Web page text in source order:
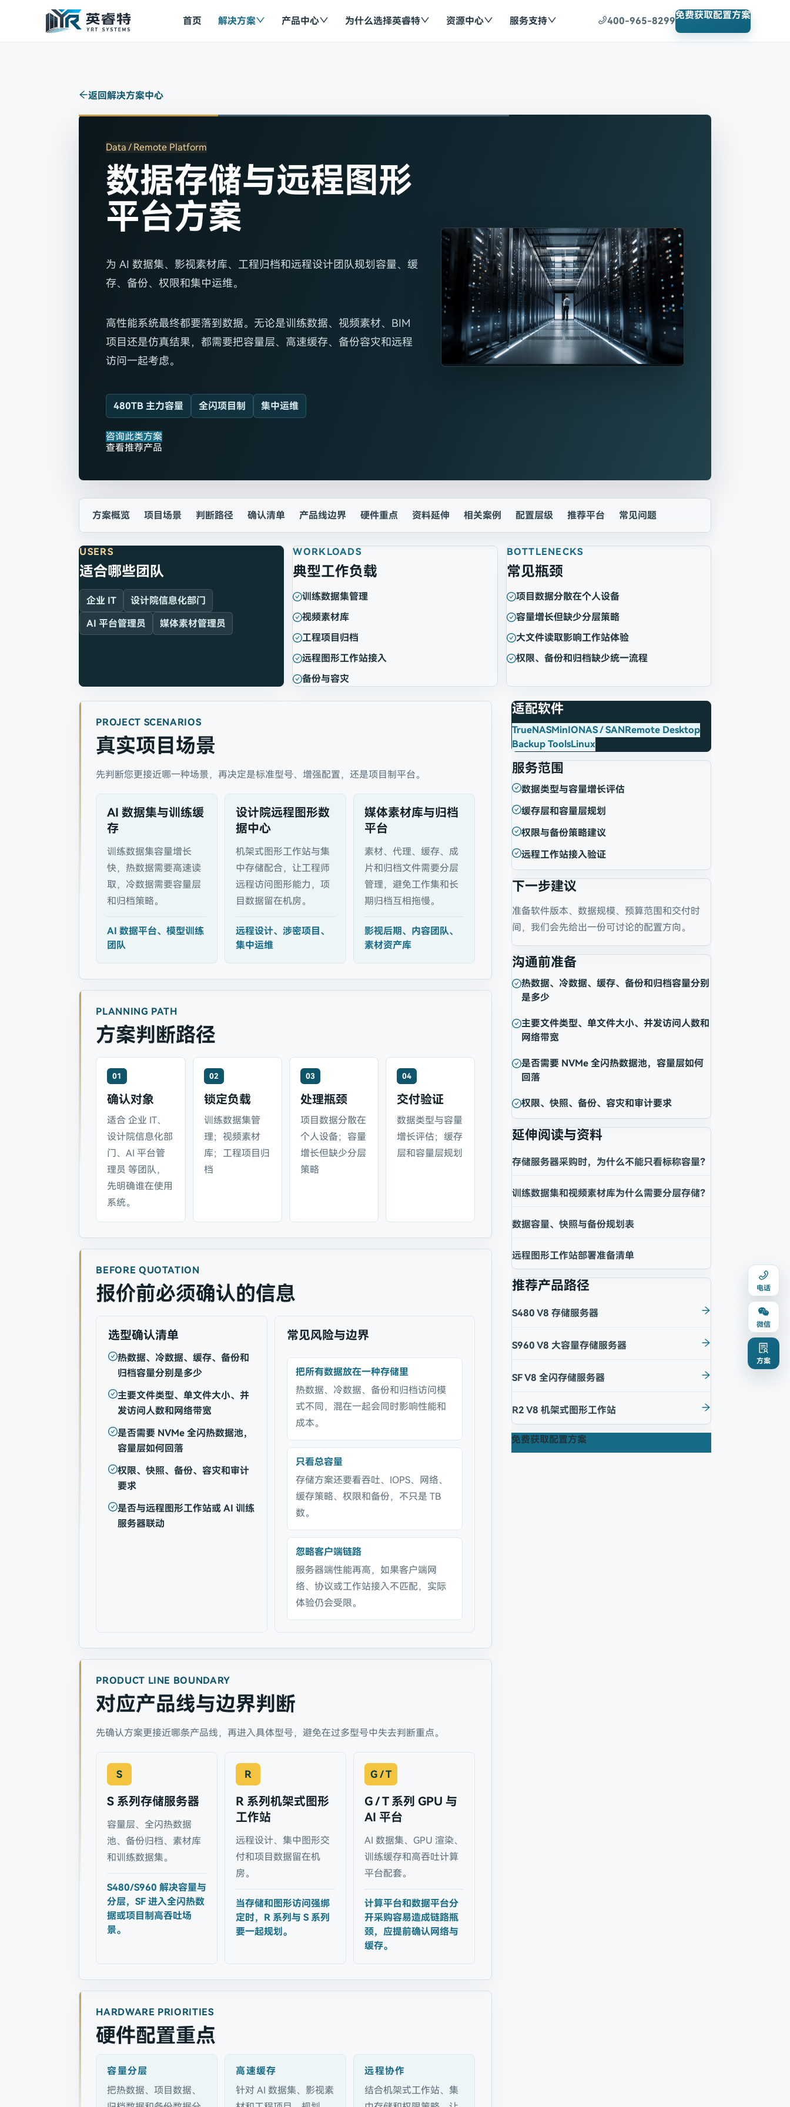
首页 解决方案 产品中心 为什么选择英睿特 资源中心 服务支持 400-965-8299
免费获取配置方案
返回解决方案中心
Data / Remote Platform
数据存储与远程图形
平台方案
为 AI 数据集、影视素材库、工程归档和远程设计团队规划容量、缓
存、备份、权限和集中运维。
高性能系统最终都要落到数据。无论是训练数据、视频素材、BIM
项目还是仿真结果，都需要把容量层、高速缓存、备份容灾和远程
访问一起考虑。
480TB 主力容量 全闪项目制 集中运维
咨询此类方案
查看推荐产品
方案概览 项目场景 判断路径 确认清单 产品线边界 硬件重点 资料延伸 相关案例 配置层级 推荐平台 常见问题
USERS
适合哪些团队
企业 IT 设计院信息化部门
AI 平台管理员 媒体素材管理员
WORKLOADS
典型工作负载
训练数据集管理
视频素材库
工程项目归档
远程图形工作站接入
备份与容灾
BOTTLENECKS
常见瓶颈
项目数据分散在个人设备
容量增长但缺少分层策略
大文件读取影响工作站体验
权限、备份和归档缺少统一流程
PROJECT SCENARIOS
真实项目场景
先判断您更接近哪一种场景，再决定是标准型号、增强配置，还是项目制平台。
AI 数据集与训练缓
存
训练数据集容量增长
快，热数据需要高速读
取，冷数据需要容量层
和归档策略。
AI 数据平台、模型训练
团队
设计院远程图形数
据中心
机架式图形工作站与集
中存储配合，让工程师
远程访问图形能力，项
目数据留在机房。
远程设计、涉密项目、
集中运维
媒体素材库与归档
平台
素材、代理、缓存、成
片和归档文件需要分层
管理，避免工作集和长
期归档互相拖慢。
影视后期、内容团队、
素材资产库
PLANNING PATH
方案判断路径
01
确认对象
适合 企业 IT、
设计院信息化部
门、AI 平台管
理员 等团队，
先明确谁在使用
系统。
02
锁定负载
训练数据集管
理；视频素材
库；工程项目归
档
03
处理瓶颈
项目数据分散在
个人设备；容量
增长但缺少分层
策略
04
交付验证
数据类型与容量
增长评估；缓存
层和容量层规划
BEFORE QUOTATION
报价前必须确认的信息
选型确认清单
热数据、冷数据、缓存、备份和
归档容量分别是多少
主要文件类型、单文件大小、并
发访问人数和网络带宽
是否需要 NVMe 全闪热数据池，
容量层如何回落
权限、快照、备份、容灾和审计
要求
是否与远程图形工作站或 AI 训练
服务器联动
常见风险与边界
把所有数据放在一种存储里
热数据、冷数据、备份和归档访问模
式不同，混在一起会同时影响性能和
成本。
只看总容量
存储方案还要看吞吐、IOPS、网络、
缓存策略、权限和备份，不只是 TB
数。
忽略客户端链路
服务器端性能再高，如果客户端网
络、协议或工作站接入不匹配，实际
体验仍会受限。
PRODUCT LINE BOUNDARY
对应产品线与边界判断
先确认方案更接近哪条产品线，再进入具体型号，避免在过多型号中失去判断重点。
S
S 系列存储服务器
容量层、全闪热数据
池、备份归档、素材库
和训练数据集。
S480/S960 解决容量与
分层，SF 进入全闪热数
据或项目制高吞吐场
景。
R
R 系列机架式图形
工作站
远程设计、集中图形交
付和项目数据留在机
房。
当存储和图形访问强绑
定时，R 系列与 S 系列
要一起规划。
G / T
G / T 系列 GPU 与
AI 平台
AI 数据集、GPU 渲染、
训练缓存和高吞吐计算
平台配套。
计算平台和数据平台分
开采购容易造成链路瓶
颈，应提前确认网络与
缓存。
HARDWARE PRIORITIES
硬件配置重点
容量分层
把热数据、项目数据、
高速缓存
针对 AI 数据集、影视素
远程协作
结合机架式工作站、集
适配软件
TrueNASMinIONAS / SANRemote Desktop
Backup ToolsLinux
服务范围
数据类型与容量增长评估
缓存层和容量层规划
权限与备份策略建议
远程工作站接入验证
下一步建议
准备软件版本、数据规模、预算范围和交付时
间，我们会先给出一份可讨论的配置方向。
沟通前准备
热数据、冷数据、缓存、备份和归档容量分别
是多少
主要文件类型、单文件大小、并发访问人数和
网络带宽
是否需要 NVMe 全闪热数据池，容量层如何
回落
权限、快照、备份、容灾和审计要求
延伸阅读与资料
存储服务器采购时，为什么不能只看标称容量？
训练数据集和视频素材库为什么需要分层存储？
数据容量、快照与备份规划表
远程图形工作站部署准备清单
推荐产品路径
S480 V8 存储服务器
S960 V8 大容量存储服务器
SF V8 全闪存储服务器
R2 V8 机架式图形工作站
免费获取配置方案
电话
微信
方案